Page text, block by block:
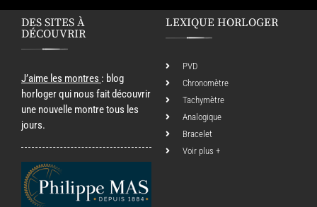
DES SITES À
DÉCOUVRIR
J’aime les montres : blog
horloger qui nous fait découvrir
une nouvelle montre tous les
jours.
LEXIQUE HORLOGER
PVD
Chronomètre
Tachymètre
Analogique
Bracelet
Voir plus +